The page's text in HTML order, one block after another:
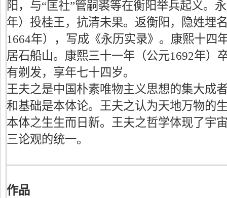
阳，与“匡社”管嗣裘等在衡阳举兵起义。
年）投桂王，抗清未果。返衡阳，隐姓埋
1664年），写成《永历实录》。康熙十四
居石船山。康熙三十一年（公元1692年）
有剃发，享年七十四岁。
王夫之是中国朴素唯物主义思想的集大成
和基础是本体论。王夫之认为天地万物的
本体之生生而日新。王夫之哲学体现了宇
三论观的统一。
作品